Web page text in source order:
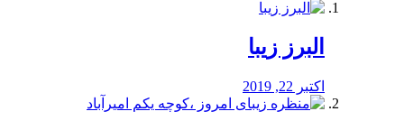
البرز زیبا
اکتبر 22, 2019